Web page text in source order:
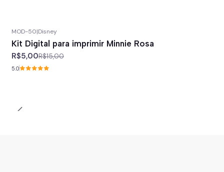
MOD-50|Disney
Kit Digital para imprimir Minnie Rosa
R$5,00R$15,00
5.0